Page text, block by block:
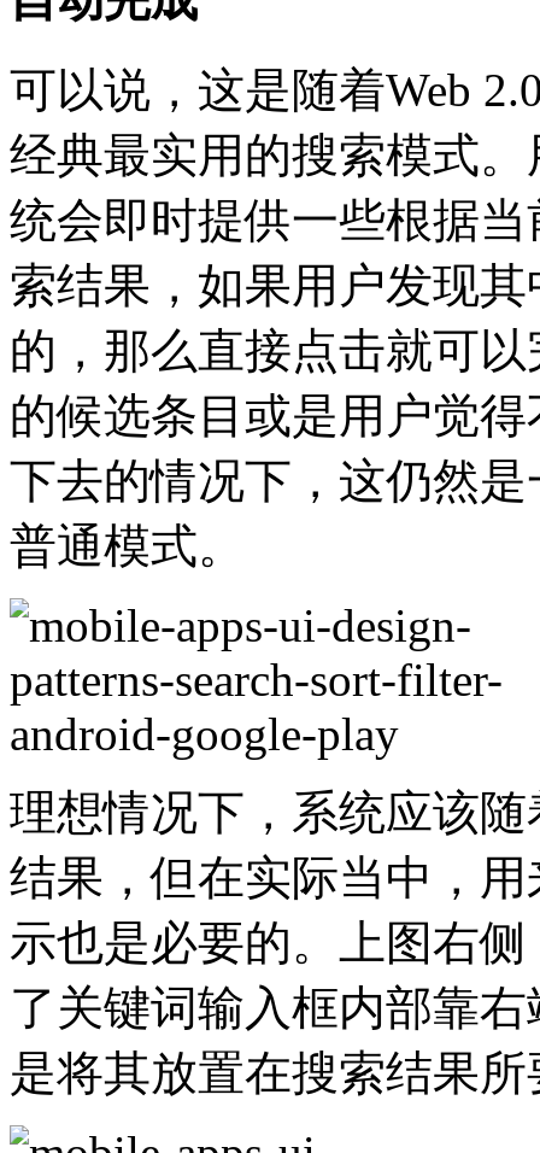
可以说，这是随着Web
经典最实用的搜索模式
统会即时提供一些根据
索结果，如果用户发现
的，那么直接点击就可
的候选条目或是用户觉
下去的情况下，这仍然
普通模式。
理想情况下，系统应该
结果，但在实际当中，
示也是必要的。上图右
了关键词输入框内部靠
是将其放置在搜索结果